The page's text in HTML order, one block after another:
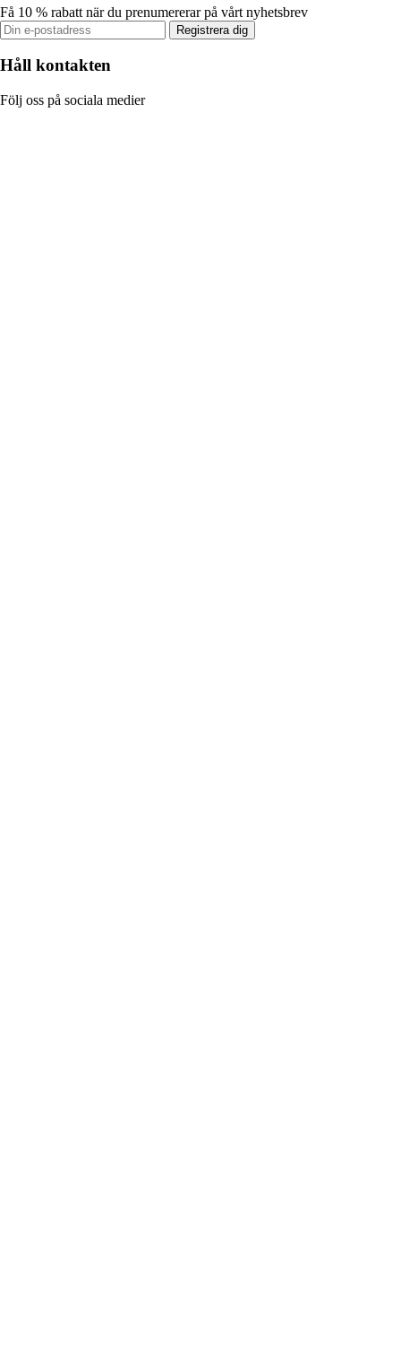
Få 10 % rabatt när du prenumererar på vårt nyhetsbrev
Registrera dig
Håll kontakten
Följ oss på sociala medier